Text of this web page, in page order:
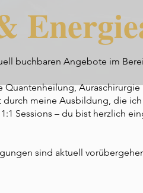
buchbaren Angebote im
meine Ausbildung, die
Sessions – du bist herzlich
sind aktuell